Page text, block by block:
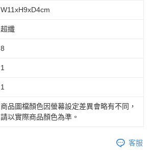
W11xH9xD4cm
超纖
8
1
1
商品圖檔顏色因螢幕設定差異會略有不同，
請以實際商品顏色為準。
客服